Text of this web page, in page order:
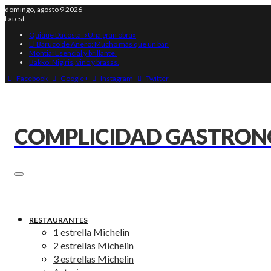
domingo, agosto 9 2026
Latest
Quique Dacosta: «Una gran obra»
El Baruco de Anero: Mucho más que un bar.
Montia: Esencial y brillante.
Bakko: Nigiris, vino y brasas.
Facebook
Google+ Instagram Twitter
COMPLICIDAD
RESTAURANTES
1 estrella Michelin
2 estrellas Michelin
3 estrellas Michelin